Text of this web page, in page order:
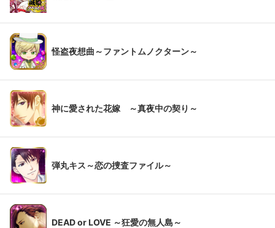
怪盗夜想曲～ファントムノクターン～
神に愛された花嫁 ～真夜中の契り～
弾丸キス～恋の捜査ファイル～
DEAD or LOVE ～狂愛の無人島～